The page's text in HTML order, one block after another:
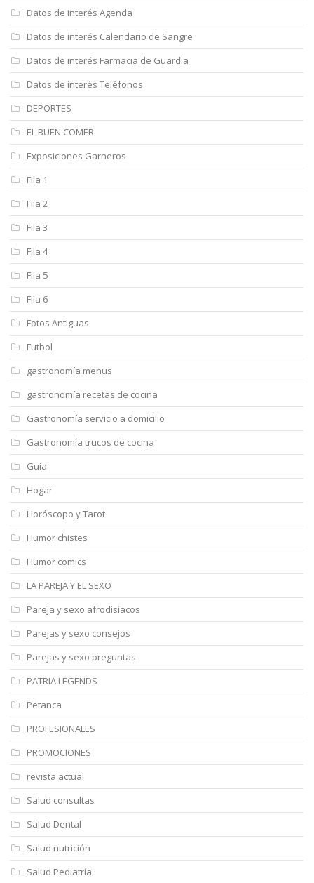
Datos de interés Agenda
Datos de interés Calendario de Sangre
Datos de interés Farmacia de Guardia
Datos de interés Teléfonos
DEPORTES
EL BUEN COMER
Exposiciones Garneros
Fila 1
Fila 2
Fila 3
Fila 4
Fila 5
Fila 6
Fotos Antiguas
Futbol
gastronomía menus
gastronomía recetas de cocina
Gastronomía servicio a domicilio
Gastronomía trucos de cocina
Guía
Hogar
Horóscopo y Tarot
Humor chistes
Humor comics
LA PAREJA Y EL SEXO
Pareja y sexo afrodisiacos
Parejas y sexo consejos
Parejas y sexo preguntas
PATRIA LEGENDS
Petanca
PROFESIONALES
PROMOCIONES
revista actual
Salud consultas
Salud Dental
Salud nutrición
Salud Pediatría